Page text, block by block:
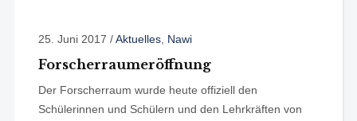
25. Juni 2017 /Aktuelles, Nawi
Forscherraumeröffnung
Der Forscherraum wurde heute offiziell den
Schülerinnen und Schülern und den Lehrkräften von